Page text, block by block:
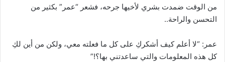
من الوقت ضمدت بشري لأخيها جرحه، فشعر “عمر” بكثير من
التحسن والراحة..
عمر: “لا أعلم كيف أشكركِ على كل ما فعلته معي، ولكن من أين لكِ
كل هذه المعلومات والتي ساعدتني بها؟!”